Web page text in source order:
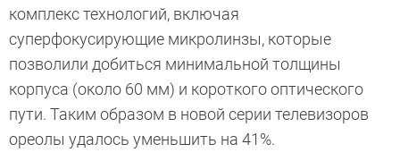
комплекс технологий, включая
суперфокусирующие микролинзы, которые
позволили добиться минимальной толщины
корпуса (около 60 мм) и короткого оптического
пути. Таким образом в новой серии телевизоров
ореолы удалось уменьшить на 41%.